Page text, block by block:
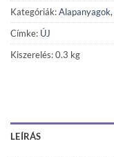
Kategóriák:Alapanyagok,
Címke: ÚJ
Kiszerelés: 0.3 kg
LEÍRÁS